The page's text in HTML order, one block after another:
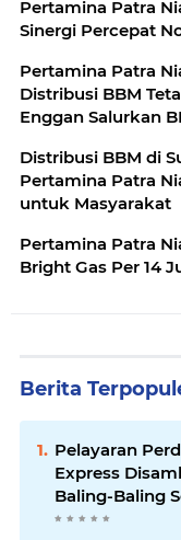
Pertamina Patra
Sinergi Percepat
Pertamina Patra
Distribusi BBM
Enggan Salurkan
Distribusi BBM di
Pertamina Patra
untuk Masyarakat
Pertamina Patra
Bright Gas Per 14
Berita
Pelayaran
Express
Baling-Baling